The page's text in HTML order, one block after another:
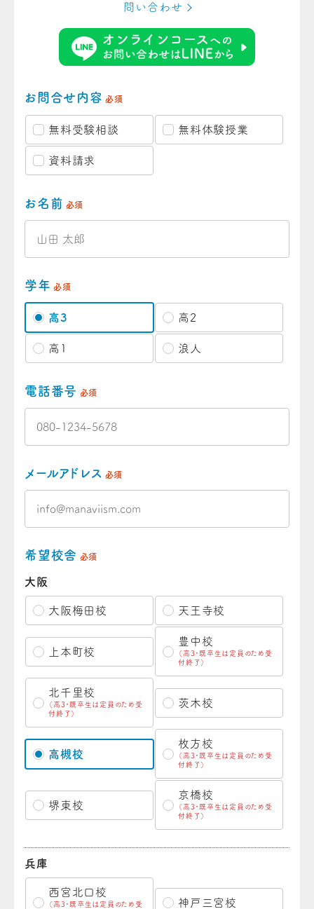
問い合わせ
お問合せ内容 必須
無料受験相談 無料体験授業
資料請求
お名前 必須
学年 必須
高3 高2
高1 浪人
電話番号 必須
メールアドレス 必須
希望校舎 必須
大阪
大阪梅田校 天王寺校
上本町校
豊中校
（高3・既卒生は定員のため受
付終了）
北千里校
（高3・既卒生は定員のため受
付終了）
茨木校
高槻校
枚方校
（高3・既卒生は定員のため受
付終了）
堺東校
京橋校
（高3・既卒生は定員のため受
付終了）
兵庫
西宮北口校
（高3・既卒生は定員のため受
神戸三宮校